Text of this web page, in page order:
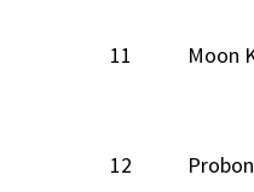
11 Moon
12